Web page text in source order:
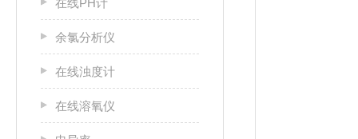
在线PH计
余氯分析仪
在线浊度计
在线溶氧仪